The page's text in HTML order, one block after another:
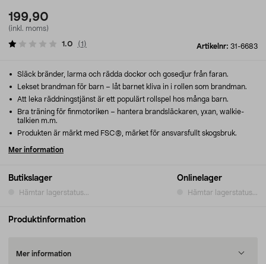
199,90
(inkl. moms)
Artikelnr: 31-6683
1.0 (1 )
Butikslager
Hämtar lagerstatus...
Onlinelager
Hämtar lagerstatus...
Släck bränder, larma och rädda dockor och gosedjur från faran.
Lekset brandman för barn – låt barnet kliva in i rollen som brandman.
Att leka räddningstjänst är ett populärt rollspel hos många barn.
Bra träning för finmotoriken – hantera brandsläckaren, yxan, walkie-
talkien m.m.
Produkten är märkt med FSC®, märket för ansvarsfullt skogsbruk.
Mer information
Produktinformation
Mer information